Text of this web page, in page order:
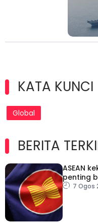
KATA KUNCI
Global
BERITA
ASEAN
penting
7 Ogos